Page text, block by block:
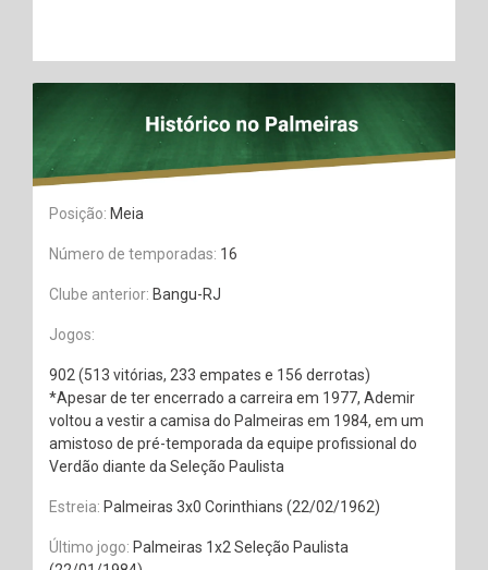
Posição: Meia
Número de temporadas: 16
Clube anterior: Bangu-RJ
Jogos:
902 (513 vitórias, 233 empates e 156 derrotas)
*Apesar de ter encerrado a carreira em 1977, Ademir
voltou a vestir a camisa do Palmeiras em 1984, em um
amistoso de pré-temporada da equipe profissional do
Verdão diante da Seleção Paulista
Estreia: Palmeiras 3x0 Corinthians (22/02/1962)
Último jogo: Palmeiras 1x2 Seleção Paulista